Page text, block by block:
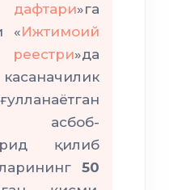
ўзи банд
»га
«Ижтимоий
»да
асбоб-
қилиб
50